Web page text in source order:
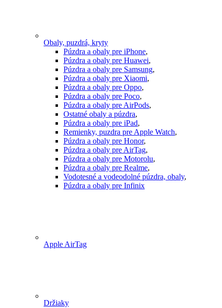
Obaly, puzdrá, kryty
Púzdra a obaly pre iPhone,
Púzdra a obaly pre Huawei,
Púzdra a obaly pre Samsung,
Púzdra a obaly pre Xiaomi,
Púzdra a obaly pre Oppo,
Púzdra a obaly pre Poco,
Púzdra a obaly pre AirPods,
Ostatné obaly a púzdra,
Púzdra a obaly pre iPad,
Remienky, puzdra pre Apple Watch,
Púzdra a obaly pre Honor,
Púzdra a obaly pre AirTag,
Púzdra a obaly pre Motorolu,
Púzdra a obaly pre Realme,
Vodotesné a vodeodolné púzdra, obaly,
Púzdra a obaly pre Infinix
Apple AirTag
Držiaky